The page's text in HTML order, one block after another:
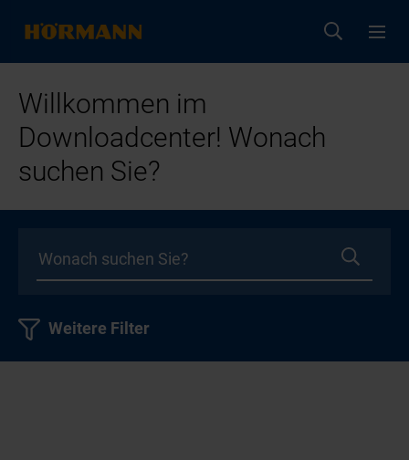
Willkommen im
Downloadcenter! Wonach
suchen Sie?
Weitere Filter